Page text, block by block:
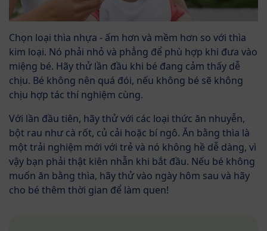
Chọn loại thìa nhựa - ấm hơn và mềm hơn so với thìa
kim loại. Nó phải nhỏ và phẳng để phù hợp khi đưa vào
miệng bé. Hãy thử lần đầu khi bé đang cảm thấy dễ
chịu. Bé không nên quá đói, nếu không bé sẽ không
chịu hợp tác thí nghiệm cùng.
Với lần đầu tiên, hãy thử với các loại thức ăn nhuyễn,
bột rau như cà rốt, củ cải hoặc bí ngô. Ăn bằng thìa là
một trải nghiệm mới với trẻ và nó không hề dễ dàng, vì
vậy bạn phải thật kiên nhẫn khi bắt đầu. Nếu bé không
muốn ăn bằng thìa, hãy thử vào ngày hôm sau và hãy
cho bé thêm thời gian để làm quen!